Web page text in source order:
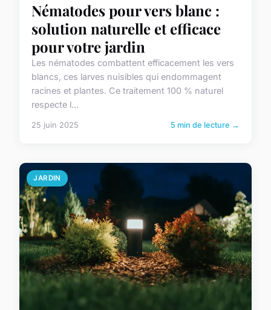
Nématodes pour vers blanc :
solution naturelle et efficace
pour votre jardin
Les nématodes combattent efficacement les vers
blancs, ces larves nuisibles qui endommagent
racines et plantes. Ce traitement 100 % naturel
respecte l...
25 juin 2025 5 min de lecture →
JARDIN